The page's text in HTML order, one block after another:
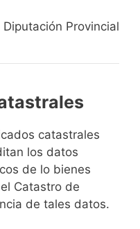
Provincial
catastrales
los datos
de lo bienes
Catastro de
de tales datos.